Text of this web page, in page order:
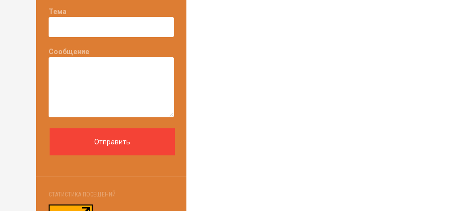
Тема
Сообщение
СТАТИСТИКА ПОСЕЩЕНИЙ